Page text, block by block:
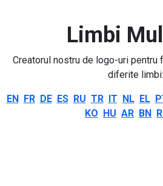
Limbi
Creatorul nostru de logo-uri
diferite limbi:
EN FR DE ES RU TR IT NL EL
KO HU AR BN